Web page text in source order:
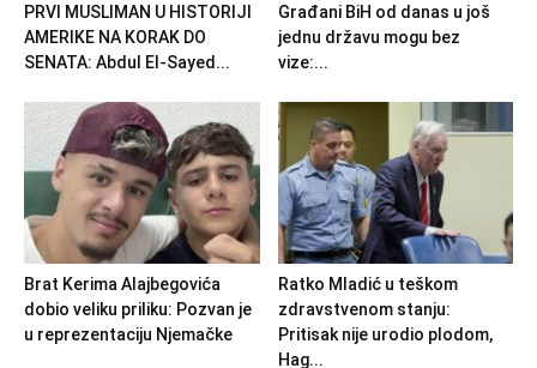
PRVI MUSLIMAN U HISTORIJI
AMERIKE NA KORAK DO
SENATA: Abdul El-Sayed...
Građani BiH od danas u još
jednu državu mogu bez
vize:...
Brat Kerima Alajbegovića
dobio veliku priliku: Pozvan je
u reprezentaciju Njemačke
Ratko Mladić u teškom
zdravstvenom stanju:
Pritisak nije urodio plodom,
Hag...